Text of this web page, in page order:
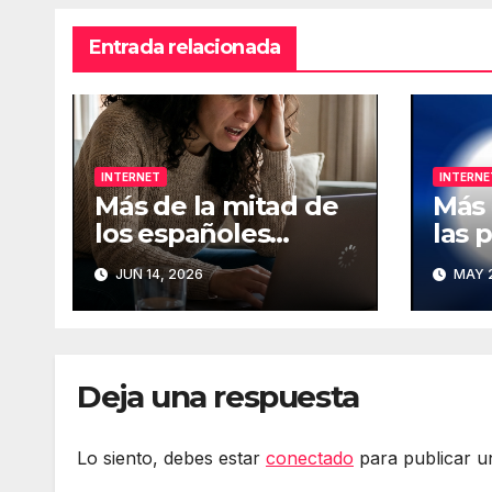
Entrada relacionada
INTERNET
Más de la mitad de
los españoles
considera
fundamental la
conexión a Internet
JUN 14, 2026
las
que
han
de
MAY
Deja una respuesta
Lo siento, debes estar conectado para publicar